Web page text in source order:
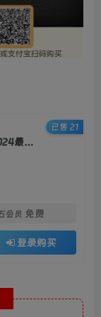
怀旧回合手游【天书奇谈3D最新魔改版】2024最新整理Linux手工服务端+双端+GM后台+教程
会员 免费
登录购买
已售 21